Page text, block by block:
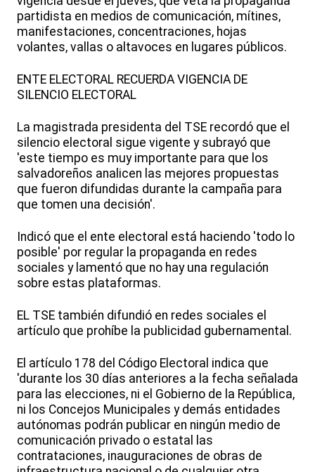
partidista en medios de comunicación, mítines,
manifestaciones, concentraciones, hojas
volantes, vallas o altavoces en lugares públicos.
ENTE ELECTORAL RECUERDA VIGENCIA DE
SILENCIO ELECTORAL
La magistrada presidenta del TSE recordó que el
silencio electoral sigue vigente y subrayó que
'este tiempo es muy importante para que los
salvadoreños analicen las mejores propuestas
que fueron difundidas durante la campaña para
que tomen una decisión'.
Indicó que el ente electoral está haciendo 'todo lo
posible' por regular la propaganda en redes
sociales y lamentó que no hay una regulación
sobre estas plataformas.
EL TSE también difundió en redes sociales el
artículo que prohíbe la publicidad gubernamental.
El artículo 178 del Código Electoral indica que
'durante los 30 días anteriores a la fecha señalada
para las elecciones, ni el Gobierno de la República,
ni los Concejos Municipales y demás entidades
autónomas podrán publicar en ningún medio de
comunicación privado o estatal las
contrataciones, inauguraciones de obras de